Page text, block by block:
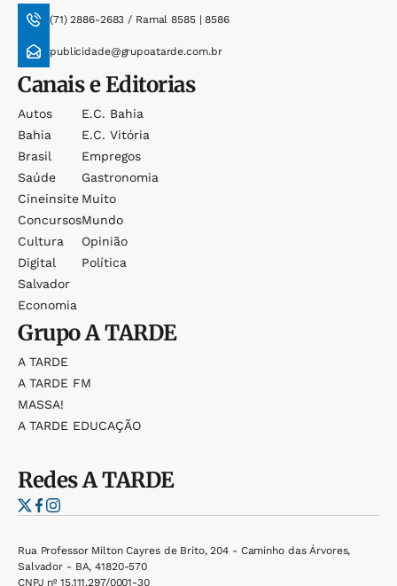
(71) 2886-2683 / Ramal 8585 | 8586
publicidade@grupoatarde.com.br
Canais e Editorias
Autos
Bahia
Brasil
Saúde
Cineinsite
Concursos
Cultura
Digital
Salvador
Economia
E.c. Bahia
E.c. Vitória
Empregos
Gastronomia
Muito
Mundo
Opinião
Política
GrupoA TARDE
A TARDE
A TARDE FM
MASSA!
A TARDE EDUCAÇÃO
RedesA TARDE
Rua Professor Milton Cayres de Brito, 204 - Caminho das Árvores,
Salvador - BA, 41820-570
CNPJ nº 15.111.297/0001-30